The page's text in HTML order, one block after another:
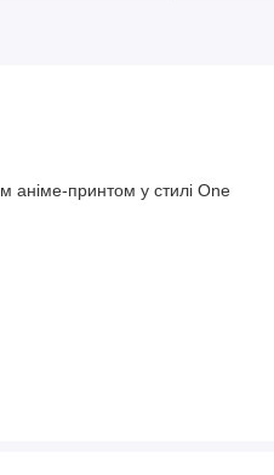
аніме-принтом у стилі One